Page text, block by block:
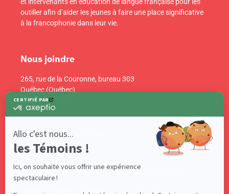
outiller afin d’aider les jeunes à faire une place significative
à la francophonie dans leur vie.
Suivez-nous sur nos réseaux sociaux!
Nous joindre
265, rue de la Couronne, bureau 303
Québec (Québec)
Canada G1K 6E1
info@acelf.ca
Téléphone : 418 681-4661